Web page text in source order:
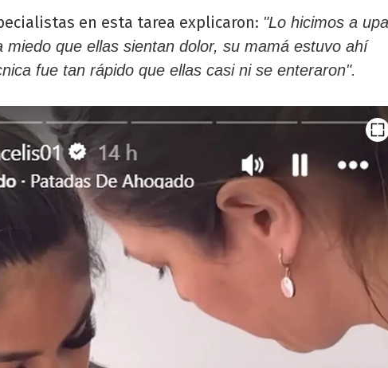
en esta tarea explicaron: "Lo hicimos a upa
miedo que ellas sientan dolor, su mamá estuvo ahí
fue tan rápido que ellas casi ni se enteraron".